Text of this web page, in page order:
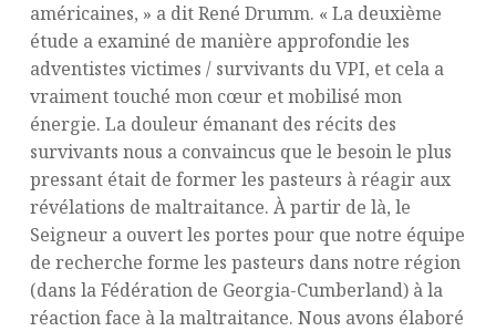
américaines, » a dit René Drumm. « La deuxième
étude a examiné de manière approfondie les
adventistes victimes / survivants du VPI, et cela a
vraiment touché mon cœur et mobilisé mon
énergie. La douleur émanant des récits des
survivants nous a convaincus que le besoin le plus
pressant était de former les pasteurs à réagir aux
révélations de maltraitance. À partir de là, le
Seigneur a ouvert les portes pour que notre équipe
de recherche forme les pasteurs dans notre région
(dans la Fédération de Georgia-Cumberland) à la
réaction face à la maltraitance. Nous avons élaboré